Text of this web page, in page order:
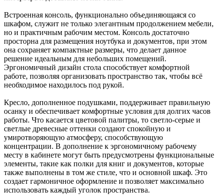
Встроенная консоль, функционально объединяющаяся со
шкафом, служит не только элегантным продолжением мебели,
но и практичным рабочим местом. Консоль достаточно
просторна для размещения ноутбука и документов, при этом
она сохраняет компактные размеры, что делает данное
решение идеальным для небольших помещений.
Эргономичный дизайн стола способствует комфортной
работе, позволяя организовать пространство так, чтобы всё
необходимое находилось под рукой.
Кресло, дополненное подушками, поддерживает правильную
осанку и обеспечивает комфортные условия для долгих часов
работы. Что касается цветовой палитры, то светло-серые и
светлые древесные оттенки создают спокойную и
умиротворяющую атмосферу, способствующую
концентрации. В дополнение к эргономичному рабочему
месту в кабинете могут быть предусмотрены функциональные
элементы, такие как полки для книг и документов, которые
также выполнены в том же стиле, что и основной шкаф. Это
создает гармоничное оформление и позволяет максимально
использовать каждый уголок пространства.